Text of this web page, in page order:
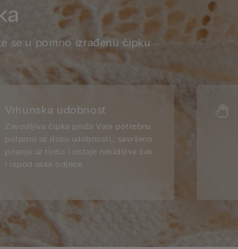
se u pomno izrađenu čipku
Vrhunska udobnost
Zavodljiva čipka pruža Vam potrebnu
potporu uz dozu udobnosti,, savršeno
prianja uz tijelo i ostaje nevidljiva čak
i ispod uske odjeće.